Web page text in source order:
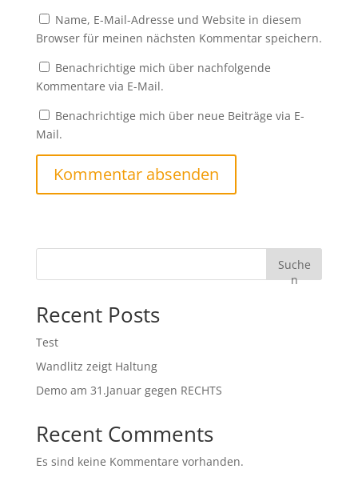
Name, E-Mail-Adresse und Website in diesem
Browser für meinen nächsten Kommentar speichern.
Benachrichtige mich über nachfolgende
Kommentare via E-Mail.
Benachrichtige mich über neue Beiträge via E-
Mail.
Suche
n
Recent Posts
Test
Wandlitz zeigt Haltung
Demo am 31.Januar gegen RECHTS
Recent Comments
Es sind keine Kommentare vorhanden.